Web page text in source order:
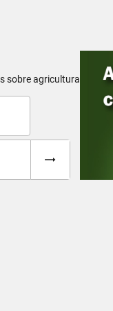
sobre agricultura